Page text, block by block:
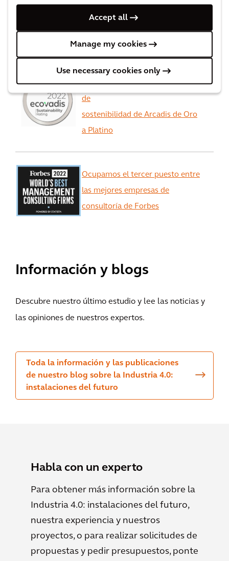
Accept all
Manage my cookies
Use necessary cookies only
en la categoría "General
Buildings" de edificios generales
EcoVadis mejora la calificación
de
sostenibilidad de Arcadis de Oro
a Platino
Ocupamos el tercer puesto entre
las mejores empresas de
consultoría de Forbes
Información y blogs
Descubre nuestro último estudio y lee las noticias y
las opiniones de nuestros expertos.
Toda la información y las publicaciones
de nuestro blog sobre la Industria 4.0:
instalaciones del futuro
Habla con un experto
Para obtener más información sobre la
Industria 4.0: instalaciones del futuro,
nuestra experiencia y nuestros
proyectos, o para realizar solicitudes de
propuestas y pedir presupuestos, ponte